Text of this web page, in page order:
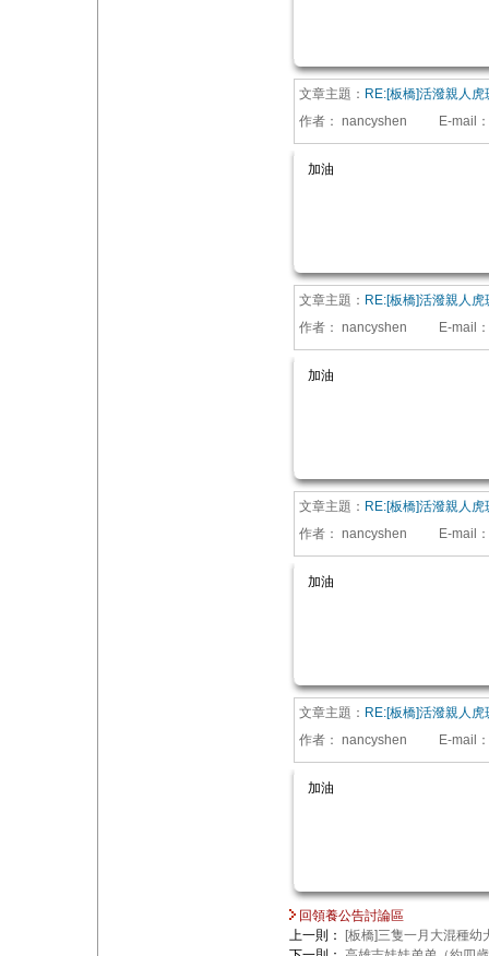
文章主題： RE:[板橋]活潑親人虎
作者： nancyshen E-mail ：
加油
文章主題： RE:[板橋]活潑親人虎
作者： nancyshen E-mail ：
加油
文章主題： RE:[板橋]活潑親人虎
作者： nancyshen E-mail ：
加油
文章主題： RE:[板橋]活潑親人虎
作者： nancyshen E-mail ：
加油
回領養公告討論區
上一則：
[板橋]三隻一月大混種幼